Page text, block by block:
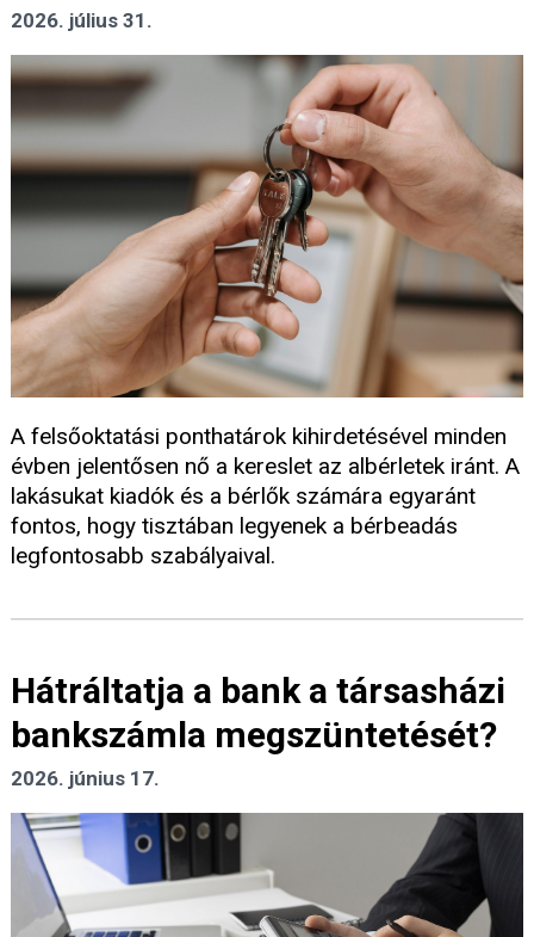
2026. július 31.
A felsőoktatási ponthatárok kihirdetésével minden
évben jelentősen nő a kereslet az albérletek iránt. A
lakásukat kiadók és a bérlők számára egyaránt
fontos, hogy tisztában legyenek a bérbeadás
legfontosabb szabályaival.
Hátráltatja a bank a társasházi
bankszámla megszüntetését?
2026. június 17.